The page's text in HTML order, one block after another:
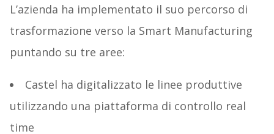
L’azienda ha implementato il suo percorso di
trasformazione verso la Smart Manufacturing
puntando su tre aree:
Castel ha digitalizzato le linee produttive
utilizzando una piattaforma di controllo real
time